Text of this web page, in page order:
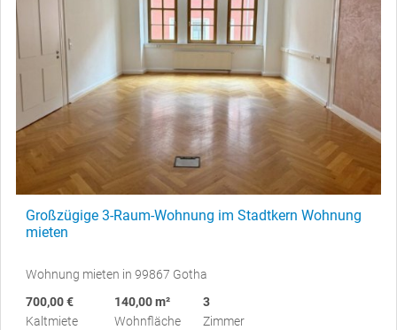
Großzügige 3-Raum-Wohnung im Stadtkern Wohnung
mieten
Wohnung mieten in 99867 Gotha
700,00 €
Kaltmiete
140,00 m²
Wohnfläche
3
Zimmer